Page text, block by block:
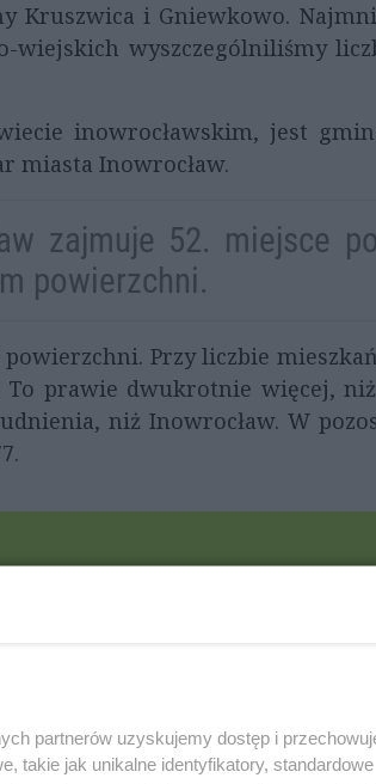
Kruszwica i Gniewkowo.
wyszczególniliśmy
inowrocławskim, jest
miasta Inowrocław.
zajmuje 52. miejsce
powierzchni.
Przy liczbie
prawie dwukrotnie więcej, niż
niż Inowrocław. W
partnerów uzyskujemy dostęp i
takie jak unikalne identyfikatory, standardowe